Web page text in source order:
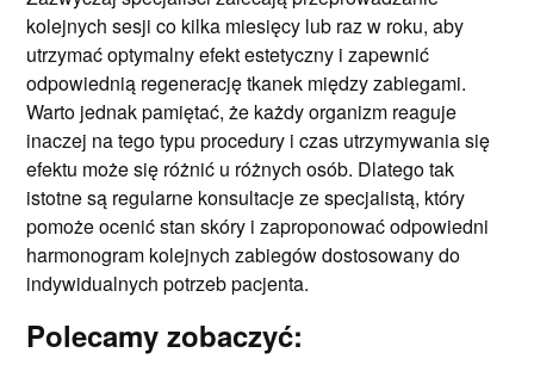
kolejnych sesji co kilka miesięcy lub raz w roku, aby
utrzymać optymalny efekt estetyczny i zapewnić
odpowiednią regenerację tkanek między zabiegami.
Warto jednak pamiętać, że każdy organizm reaguje
inaczej na tego typu procedury i czas utrzymywania się
efektu może się różnić u różnych osób. Dlatego tak
istotne są regularne konsultacje ze specjalistą, który
pomoże ocenić stan skóry i zaproponować odpowiedni
harmonogram kolejnych zabiegów dostosowany do
indywidualnych potrzeb pacjenta.
Polecamy zobaczyć: